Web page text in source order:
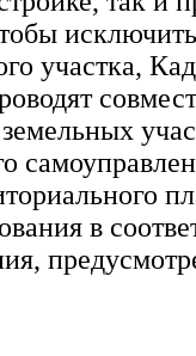
участка,
в